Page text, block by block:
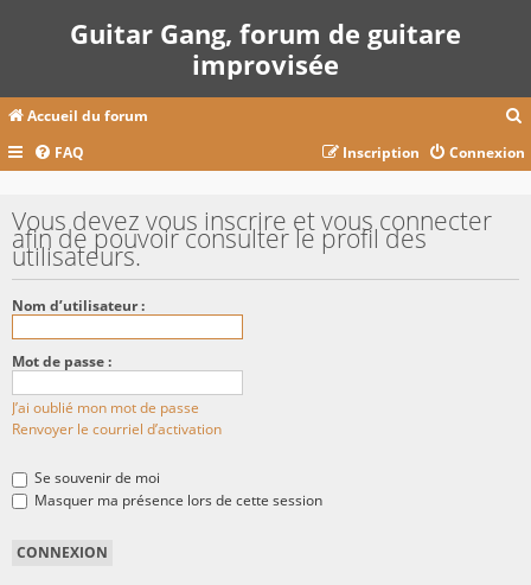
Guitar Gang, forum de guitare
improvisée
Accueil du forum
c
FAQ Connexion
Inscription
Vous devez vous inscrire et vous connecter
afin de pouvoir consulter le profil des
utilisateurs.
Nom d’utilisateur :
Mot de passe :
J’ai oublié mon mot de passe
Renvoyer le courriel d’activation
Se souvenir de moi
Masquer ma présence lors de cette session